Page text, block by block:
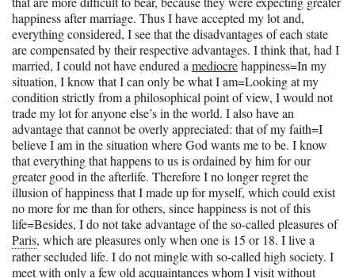
happiness after marriage. Thus I have accepted my lot and,
everything considered, I see that the disadvantages of each state
are compensated by their respective advantages. I think that, had I
married, I could not have endured a mediocrehappiness=In my
situation, I know that I can only be what I am=Looking at my
condition strictly from a philosophical point of view, I would not
trade my lot for anyone else’s in the world. I also have an
advantage that cannot be overly appreciated: that of my faith=I
believe I am in the situation where God wants me to be. I know
that everything that happens to us is ordained by him for our
greater good in the afterlife. Therefore I no longer regret the
illusion of happiness that I made up for myself, which could exist
no more for me than for others, since happiness is not of this
life=Besides, I do not take advantage of the so-called pleasures of
Paris, which are pleasures only when one is 15 or 18. I live a
rather secluded life. I do not mingle with so-called high society. I
meet with only a few old acquaintances whom I visit without